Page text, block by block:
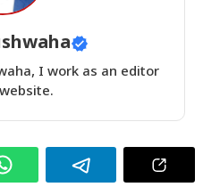
I work as an editor